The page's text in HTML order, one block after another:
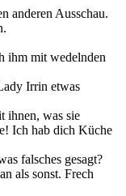
anderen Ausschau.
ihm mit wedelnden
Irrin etwas
ihnen, was sie
Ich hab dich Küche
falsches gesagt?
als sonst. Frech